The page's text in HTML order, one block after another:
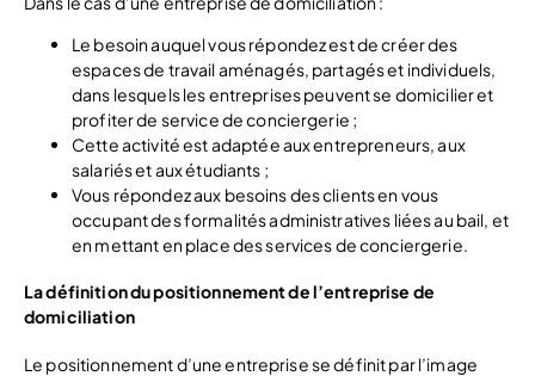
Le besoin auquel vous répondez est de créer des
espaces de travail aménagés, partagés et individuels,
dans lesquels les entreprises peuvent se domicilier et
profiter de service de conciergerie ;
Cette activité est adaptée aux entrepreneurs, aux
salariés et aux étudiants ;
Vous répondez aux besoins des clients en vous
occupant des formalités administratives liées au bail, et
en mettant en place des services de conciergerie.
La définition du positionnement de l’entreprise de
domiciliation
Le positionnement d’une entreprise se définit par l’image